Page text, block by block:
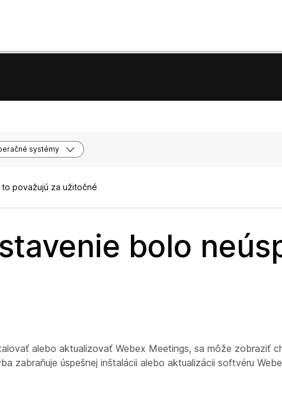
systémy
považujú za užitočné
bolo
alebo aktualizovať Webex Meetings, sa môže zobraziť
zabraňuje úspešnej inštalácii alebo aktualizácii softvéru